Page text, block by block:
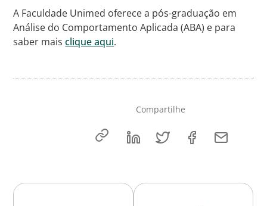
Compartilhe
A Faculdade Unimed oferece a pós-graduação em
Análise do Comportamento Aplicada (ABA) e para
saber maisclique aqui.